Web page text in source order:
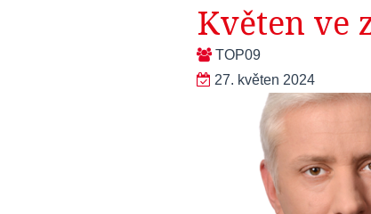
Květen ve
TOP09
27. květen 2024